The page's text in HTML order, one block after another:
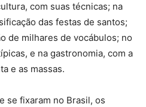
com suas técnicas; na
das festas de santos;
de milhares de vocábulos; no
e na gastronomia, com a
e as massas.
se fixaram no Brasil, os